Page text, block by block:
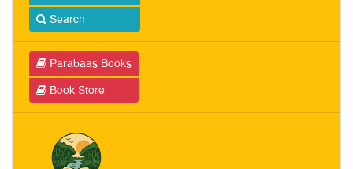
Search
Parabaas Books
Book Store